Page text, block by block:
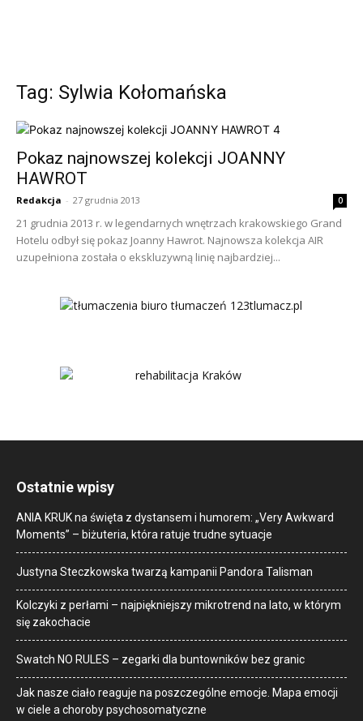
Tag: Sylwia Kołomańska
Pokaz najnowszej kolekcji JOANNY
HAWROT
Redakcja - 27 grudnia 2013 0
21 grudnia 2013 r. w legendarnych wnętrzach krakowskiego Grand
Hotelu odbył się pokaz Joanny Hawrot. Najnowsza kolekcja AIR
uzupełniona została o ekskluzywną linię najbardziej...
Ostatnie wpisy
ANIA KRUK na święta z dystansem i humorem: „Very Awkward
Moments” – biżuteria, która ratuje trudne sytuacje
Justyna Steczkowska twarzą kampanii Pandora Talisman
Kolczyki z perłami – najpiękniejszy mikrotrend na lato, w którym
się zakochacie
Swatch NO RULES – zegarki dla buntowników bez granic
Jak nasze ciało reaguje na poszczególne emocje. Mapa emocji
w ciele a choroby psychosomatyczne